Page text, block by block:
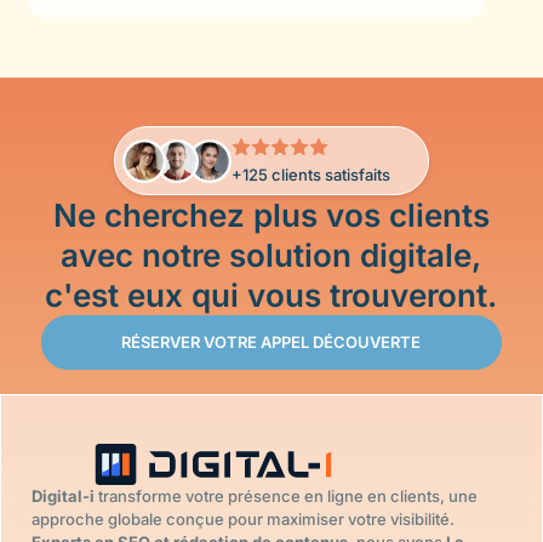
+125 clients satisfaits
Ne cherchez plus vos clients
avec notre solution digitale,
c'est eux qui vous trouveront.
RÉSERVER VOTRE APPEL DÉCOUVERTE
Digital-i transforme votre présence en ligne en clients, une
approche globale conçue pour maximiser votre visibilité.